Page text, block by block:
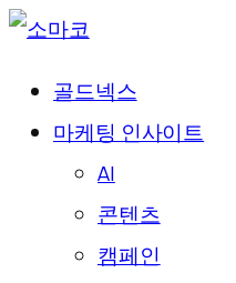
골드넥스
마케팅 인사이트
AI
콘텐츠
캠페인